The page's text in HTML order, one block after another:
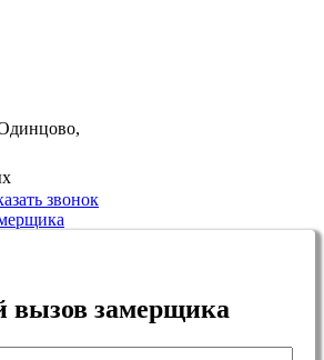
звонок
вызов замерщика